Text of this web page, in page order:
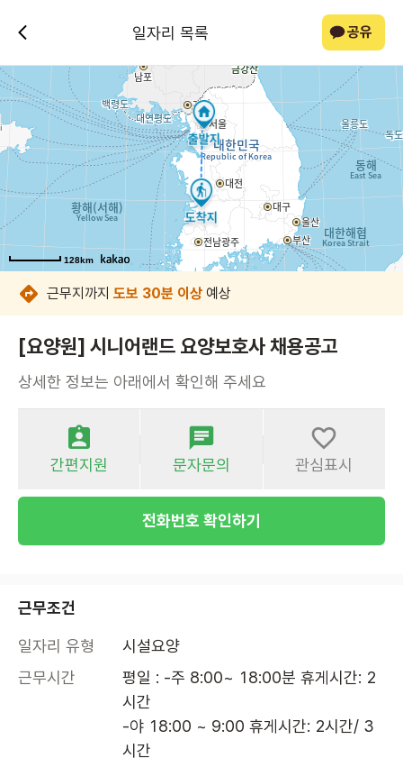
일자리 목록 공유
128km
128km
128km
128km
128km
128km
128km
128km
근무지까지 도보 30분 이상 예상
[요양원] 시니어랜드 요양보호사 채용공고
상세한 정보는 아래에서 확인해 주세요
간편지원 문자문의 관심표시
전화번호 확인하기
근무조건
일자리 유형
시설요양
근무시간
평일 : -주 8:00~ 18:00분 휴게시간: 2
시간
-야 18:00 ~ 9:00 휴게시간: 2시간/ 3
시간